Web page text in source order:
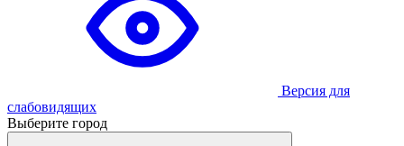
Версия для
слабовидящих
Выберите город